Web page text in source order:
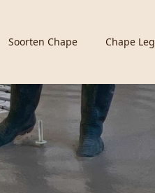
Soorten Chape Chape